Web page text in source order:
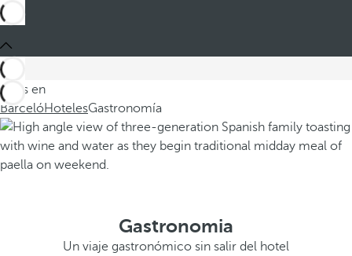
Estás en
BarcelóHotelesGastronomía
Gastronomia
Un viaje gastronómico sin salir del hotel